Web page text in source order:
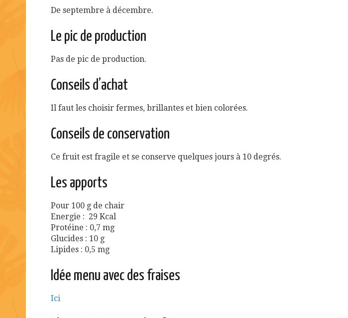
De septembre à décembre.
Le pic de production
Pas de pic de production.
Conseils d’achat
Il faut les choisir fermes, brillantes et bien colorées.
Conseils de conservation
Ce fruit est fragile et se conserve quelques jours à 10 degrés.
Les apports
Pour 100 g de chair
Energie : 29 Kcal
Protéine : 0,7 mg
Glucides : 10 g
Lipides : 0,5 mg
Idée menu avec des fraises
Ici